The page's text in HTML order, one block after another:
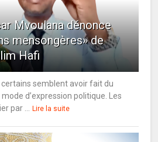
Mvoulana dénonce
mensongères» de
Hafi
semblent avoir fait du
d’expression politique. Les
par ...
Lire la suite